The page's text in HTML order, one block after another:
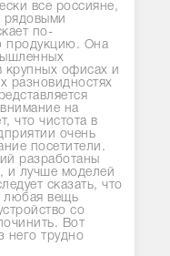
все россияне,
рядовыми
по-
продукцию. Она
крупных офисах и
разновидностях
на
что чистота в
очень
посетители.
разработаны
и лучше моделей
сказать, что
любая вещь
со
Вот
него трудно